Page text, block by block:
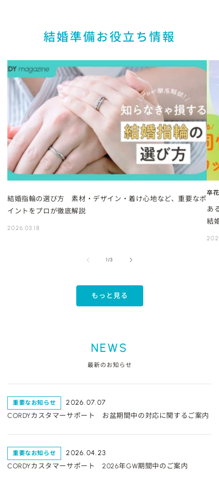
結婚準備お役立ち情報
結婚指輪の選び方 素材・デザイン・着け心地など、重要なポ
イントをプロが徹底解説
2026.03.18
卒
あ
結
1/の
3
もっと見る
NEWS
最新のお知らせ
重要なお知らせ
CORDYカスタマーサポート お盆期間中の対応に関するご案内
2026.07.07
重要なお知らせ
CORDYカスタマーサポート 2026年GW期間中のご案内
2026.04.23